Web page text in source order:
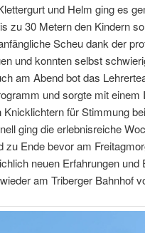
und Helm ging es
zu 30 Metern den Kindern
Scheu dank der
und konnten selbst
am Abend bot das
und sorgte mit einem
für Stimmung
ging die erlebnisreiche
zu Ende bevor am
neuen Erfahrungen
am Triberger Bahnhof